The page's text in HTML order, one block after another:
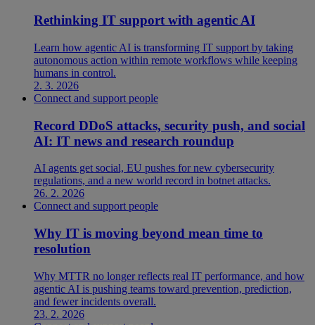
Rethinking IT support with agentic AI
Learn how agentic AI is transforming IT support by taking
autonomous action within remote workflows while keeping
humans in control.
2. 3. 2026
Connect and support people
Record DDoS attacks, security push, and social
AI: IT news and research roundup
AI agents get social, EU pushes for new cybersecurity
regulations, and a new world record in botnet attacks.
26. 2. 2026
Connect and support people
Why IT is moving beyond mean time to
resolution
Why MTTR no longer reflects real IT performance, and how
agentic AI is pushing teams toward prevention, prediction,
and fewer incidents overall.
23. 2. 2026